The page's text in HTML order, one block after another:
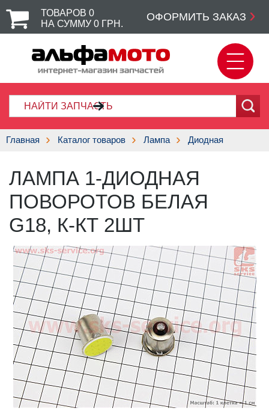
ТОВАРОВ 0
НА СУММУ 0 ГРН.
ОФОРМИТЬ ЗАКАЗ
Главная Каталог товаров Лампа Диодная
ЛАМПА 1-ДИОДНАЯ
ПОВОРОТОВ БЕЛАЯ
G18, К-КТ 2ШТ